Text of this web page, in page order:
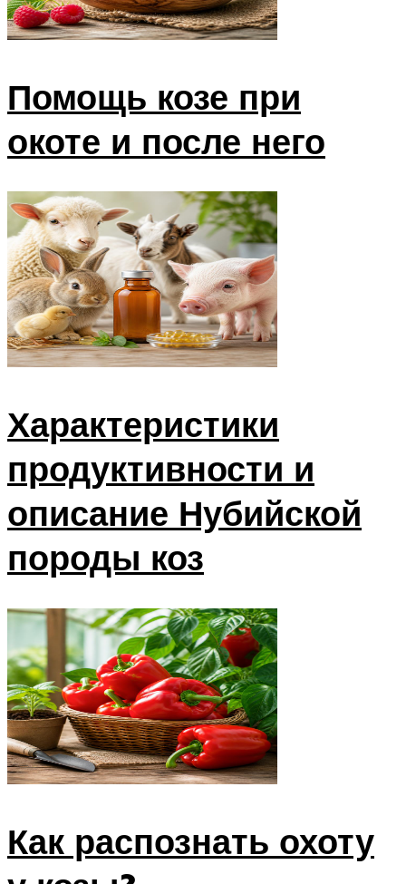
Помощь козе при
окоте и после него
Характеристики
продуктивности и
описание Нубийской
породы коз
Как распознать охоту